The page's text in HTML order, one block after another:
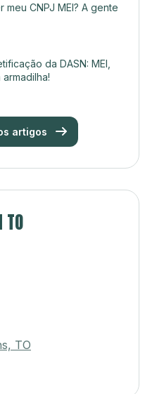
meu CNPJ MEI? A gente
da DASN: MEI,
artigos
TO
TO